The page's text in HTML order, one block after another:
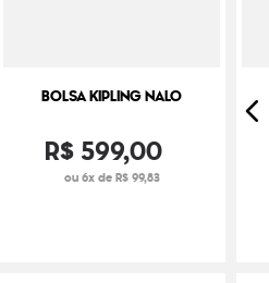
BOLSA KIPLING NALO
R$599,00
ou 6x de R$ 99,83